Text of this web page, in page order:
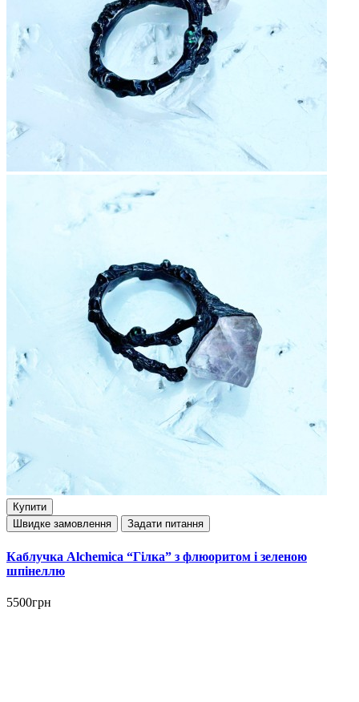
Купити
Швидке замовлення
Задати питання
Каблучка Alchemica “Гілка” з флюоритом і зеленою
шпінеллю
5500грн